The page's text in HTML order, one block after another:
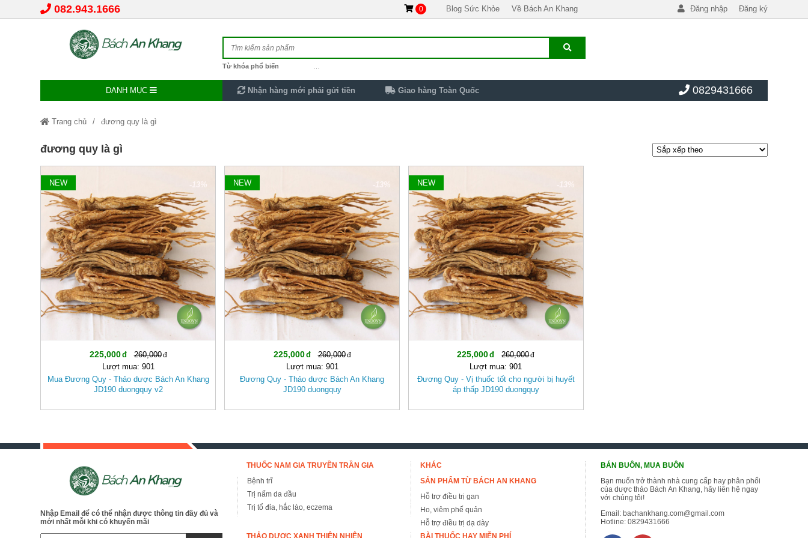
082.943.1666 0 Blog Sức Khỏe Về Bách An Khang Đăng nhập Đăng ký
Từ khóa phổ biến
DANH MỤC Nhận hàng mới phải gửi tiền Giao hàng Toàn Quốc 0829431666
Trang chủ đương quy là gì
đương quy là gì
-13%
NEW
225,000
260,000
Lượt mua: 901
Mua Đương Quy - Thảo dược Bách An Khang
JD190 duongquy v2
-13%
NEW
225,000
260,000
Lượt mua: 901
Đương Quy - Thảo dược Bách An Khang
JD190 duongquy
-13%
NEW
225,000
260,000
Lượt mua: 901
Đương Quy - Vị thuốc tốt cho người bị huyết
áp thấp JD190 duongquy
Nhập Email để có thể nhận được thông tin đầy đủ và
mới nhất mỗi khi có khuyến mãi
THUỐC NAM GIA TRUYỀN TRẦN GIA
Bệnh trĩ
Trị nấm da đầu
Trị tổ đỉa, hắc lào, eczema
KHÁC
SẢN PHẨM TỪ BÁCH AN KHANG
Hỗ trợ điều trị gan
Ho, viêm phế quản
Hỗ trợ điều trị dạ dày
THẢO DƯỢC XANH THIÊN NHIÊN
BÀI THUỐC HAY MIỄN PHÍ
BÁN BUÔN, MUA BUÔN
Bạn muốn trở thành nhà cung cấp hay phân phối
của dược thảo Bách An Khang, hãy liên hệ ngay
với chúng tôi!
Email:bachankhang.com@gmail.com
Hotline:0829431666